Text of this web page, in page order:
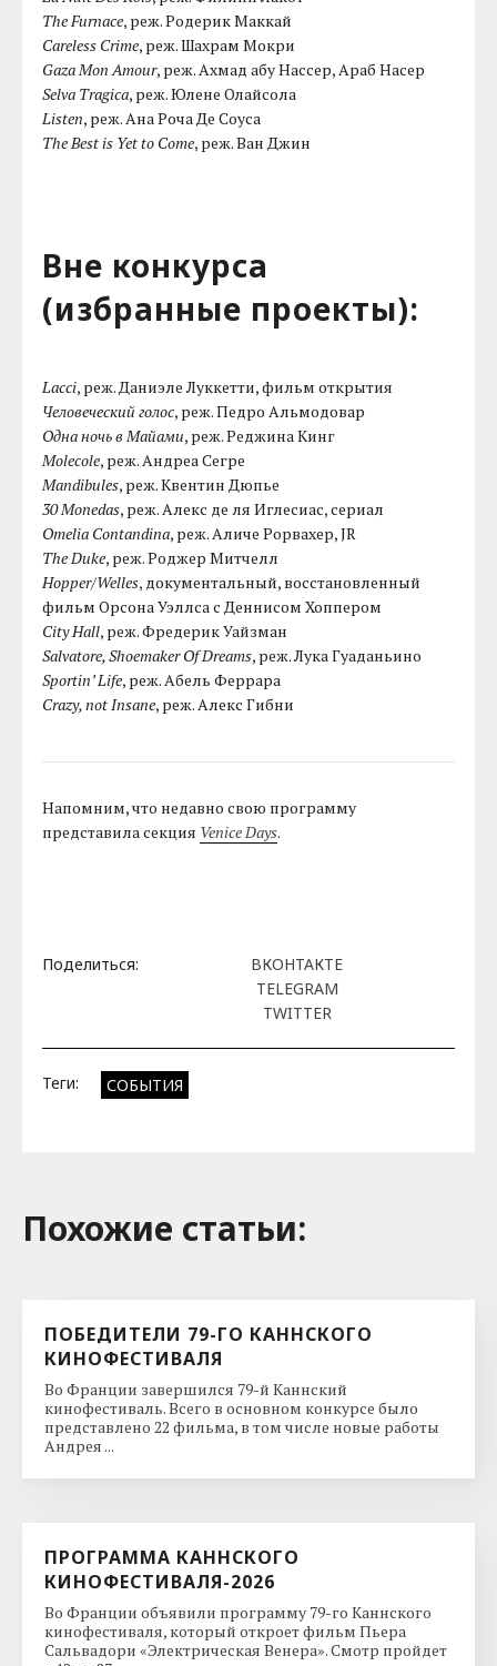
The Furnace, реж. Родерик Маккай
Careless Crime, реж. Шахрам Мокри
Gaza Mon Amour, реж. Ахмад абу Нассер, Араб Насер
Selva Tragica, реж. Юлене Олайсола
Listen, реж. Ана Роча Де Соуса
The Best is Yet to Come, реж. Ван Джин
Вне конкурса
(избранные проекты):
Lacci, реж. Даниэле Луккетти, фильм открытия
Человеческий голос, реж. Педро Альмодовар
Одна ночь в Майами, реж. Реджина Кинг
Molecole, реж. Андреа Сегре
Mandibules, реж. Квентин Дюпье
30 Monedas, реж. Алекс де ля Иглесиас, сериал
Omelia Contandina, реж. Аличе Рорвахер, JR
The Duke, реж. Роджер Митчелл
Hopper/Welles, документальный, восстановленный
фильм Орсона Уэллса с Деннисом Хоппером
City Hall, реж. Фредерик Уайзман
Salvatore, Shoemaker Of Dreams, реж. Лука Гуаданьино
Sportin’ Life, реж. Абель Феррара
Crazy, not Insane, реж. Алекс Гибни
Напомним, что недавно свою программу
представила секция Venice Days.
Поделиться:
ВКОНТАКТЕ
TELEGRAM
TWITTER
Теги: СОБЫТИЯ
Похожие cтатьи:
ПОБЕДИТЕЛИ 79-ГО КАННСКОГО
КИНОФЕСТИВАЛЯ
Во Франции завершился 79-й Каннский
кинофестиваль. Всего в основном конкурсе было
представлено 22 фильма, в том числе новые работы
Андрея ...
ПРОГРАММА КАННСКОГО
КИНОФЕСТИВАЛЯ-2026
Во Франции объявили программу 79-го Каннского
кинофестиваля, который откроет фильм Пьера
Сальвадори «Электрическая Венера». Смотр пройдет